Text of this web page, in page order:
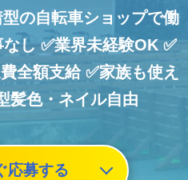
の自転車ショップで働
なし✅業界未経験OK✅
全額支給✅家族も使え
髪色・ネイル自由
応募する